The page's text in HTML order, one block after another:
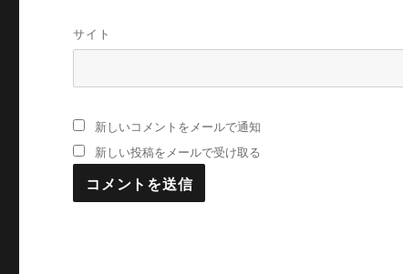
サイト
新しいコメントをメールで通知
新しい投稿をメールで受け取る